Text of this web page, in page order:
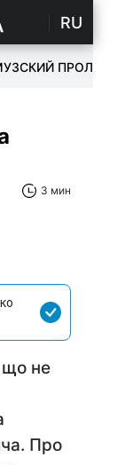
RU
ПРОЛИВ
3 мин
що не
Про